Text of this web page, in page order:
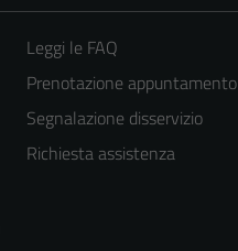
Leggi le FAQ
Prenotazione appuntamento
Segnalazione disservizio
Richiesta assistenza